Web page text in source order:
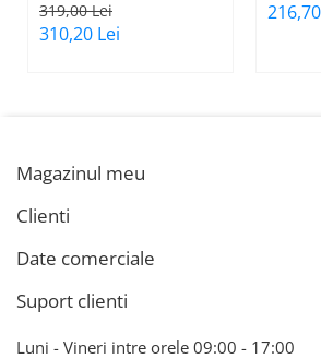
tava portbagaj
cauciuc Rigum
319,00 Lei
310,20 Lei
Magazinul meu
Clienti
Date comerciale
Suport clienti
Luni - Vineri intre orele 09:00 - 17:00